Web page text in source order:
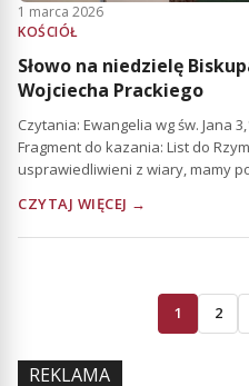
1 marca 2026
KOŚCIÓŁ
Słowo na niedzielę
Wojciecha Prackiego
Czytania: Ewangelia wg św. Jana
Fragment do kazania: List do
usprawiedliwieni z wiary, mamy
CZYTAJ WIĘCEJ →
1 2
REKLAMA